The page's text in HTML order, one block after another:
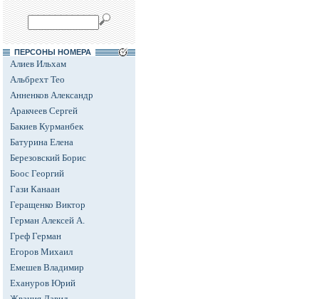
ПЕРСОНЫ НОМЕРА
Алиев Ильхам
Альбрехт Тео
Анненков Александр
Аракчеев Сергей
Бакиев Курманбек
Батурина Елена
Березовский Борис
Боос Георгий
Гази Канаан
Геращенко Виктор
Герман Алексей А.
Греф Герман
Егоров Михаил
Емешев Владимир
Ехануров Юрий